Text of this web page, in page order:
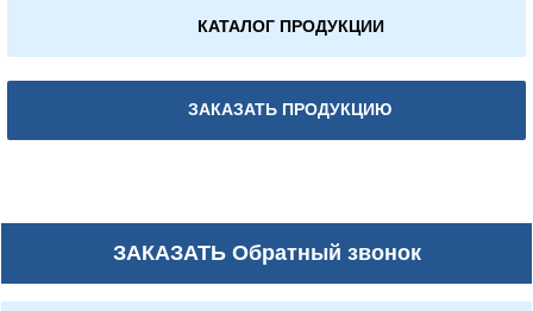
КАТАЛОГ ПРОДУКЦИИ
ЗАКАЗАТЬ ПРОДУКЦИЮ
ЗАКАЗАТЬОбратный звонок